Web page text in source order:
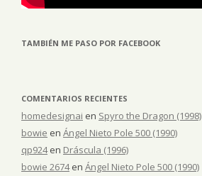
TAMBIÉN ME PASO POR FACEBOOK
COMENTARIOS RECIENTES
homedesignai en Spyro the Dragon (1998)
bowie en Ángel Nieto Pole 500 (1990)
qp924en Dráscula (1996)
bowie 2674en Ángel Nieto Pole 500 (1990)